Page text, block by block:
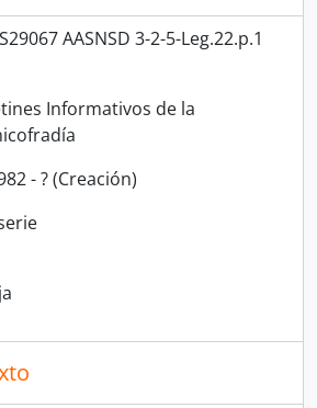
AASNSD 3-2-5-Leg.22.p.1
Informativos de la
- ? (Creación)